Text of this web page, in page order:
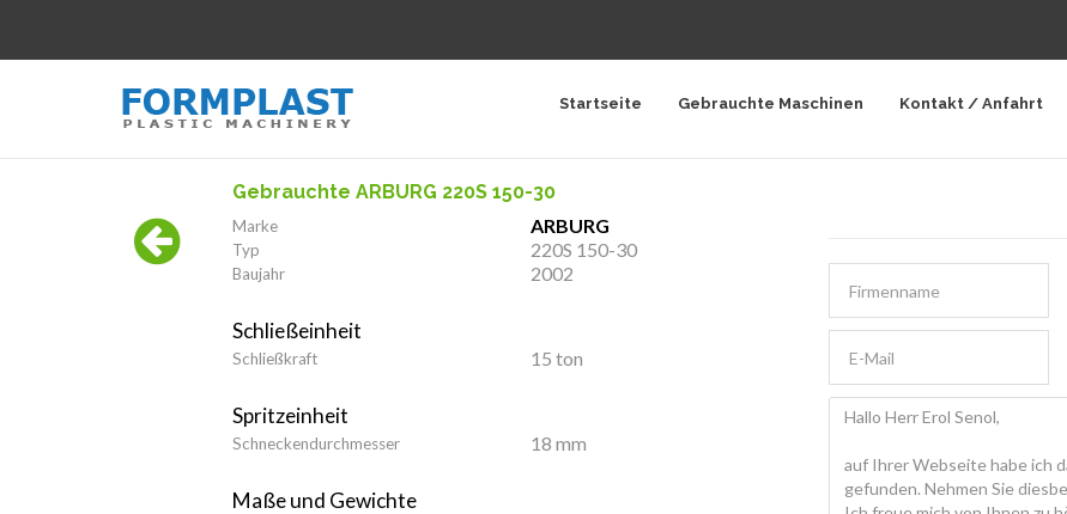
Startseite Gebrauchte Maschinen Kontakt / Anfahrt
Gebrauchte ARBURG 220S 150-30
Marke ARBURG
Typ 220S 150-30
Baujahr 2002
Schließeinheit
Schließkraft 15 ton
Spritzeinheit
Schneckendurchmesser 18 mm
Maße und Gewichte